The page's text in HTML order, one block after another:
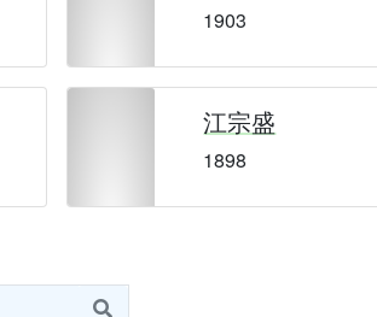
1903
江宗盛
1898